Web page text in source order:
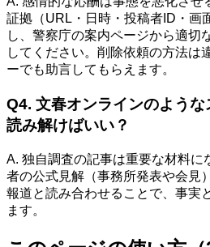
証拠（URL・日時・投稿者ID・画
し、警察庁の案内ページから適切
してください。削除依頼の方法は
ーでも助言してもらえます。
Q4. 文春オンラインのような
読み解けばいい？
A. 独自調査の記事は重要な材料に
者の公式見解（事務所発表や会見
報道と読み合わせることで、事実
ます。